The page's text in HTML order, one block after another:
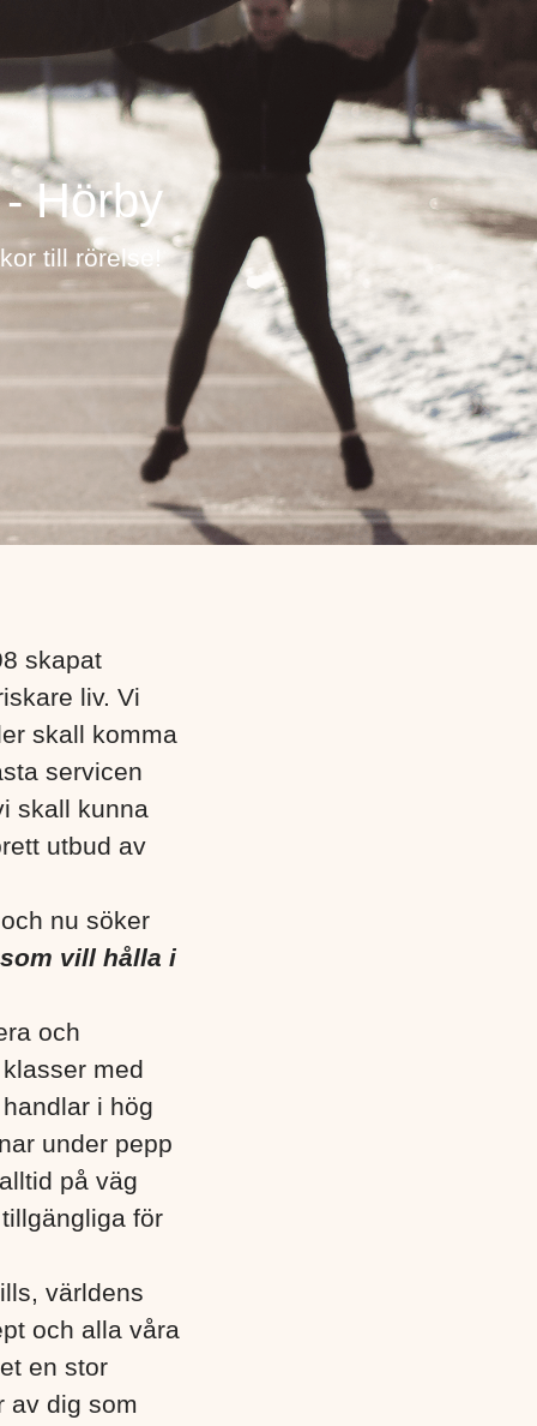
Hörby
till rörelse!
skapat
liv. Vi
skall komma
servicen
skall kunna
utbud av
nu söker
vill hålla i
och
med
i hög
under pepp
på väg
för
världens
och alla våra
en stor
av dig som